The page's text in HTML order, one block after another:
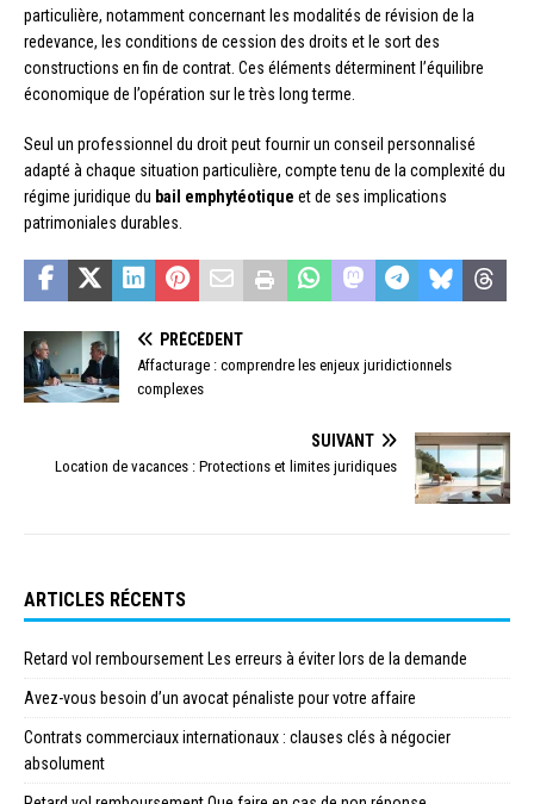
particulière, notamment concernant les modalités de révision de la
redevance, les conditions de cession des droits et le sort des
constructions en fin de contrat. Ces éléments déterminent l’équilibre
économique de l’opération sur le très long terme.
Seul un professionnel du droit peut fournir un conseil personnalisé
adapté à chaque situation particulière, compte tenu de la complexité du
régime juridique du bail emphytéotique et de ses implications
patrimoniales durables.
PRÉCÉDENT
Affacturage : comprendre les enjeux juridictionnels
complexes
SUIVANT
Location de vacances : Protections et limites juridiques
ARTICLES RÉCENTS
Retard vol remboursement Les erreurs à éviter lors de la demande
Avez-vous besoin d’un avocat pénaliste pour votre affaire
Contrats commerciaux internationaux : clauses clés à négocier
absolument